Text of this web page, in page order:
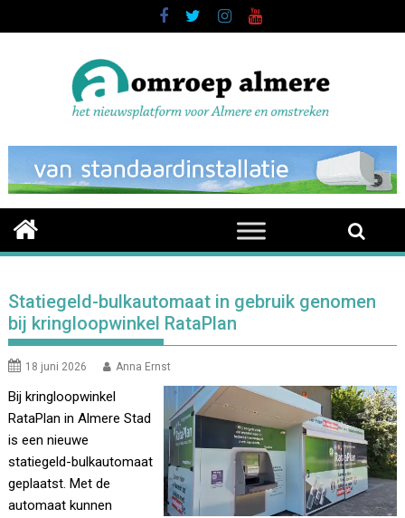
to
Statiegeld-bulkautomaat in gebruik genomen
bij kringloopwinkel RataPlan
18 juni 2026 Anna Ernst
Bij kringloopwinkel
RataPlan in Almere Stad
is een nieuwe
statiegeld-bulkautomaat
geplaatst. Met de
automaat kunnen